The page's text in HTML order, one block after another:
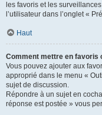
les favoris et les
l’utilisateur dans l’onglet «
Haut
Comment mettre en favoris
Vous pouvez ajouter aux
approprié dans le menu «
sujet de discussion.
Répondre à un sujet en
réponse est postée » vous